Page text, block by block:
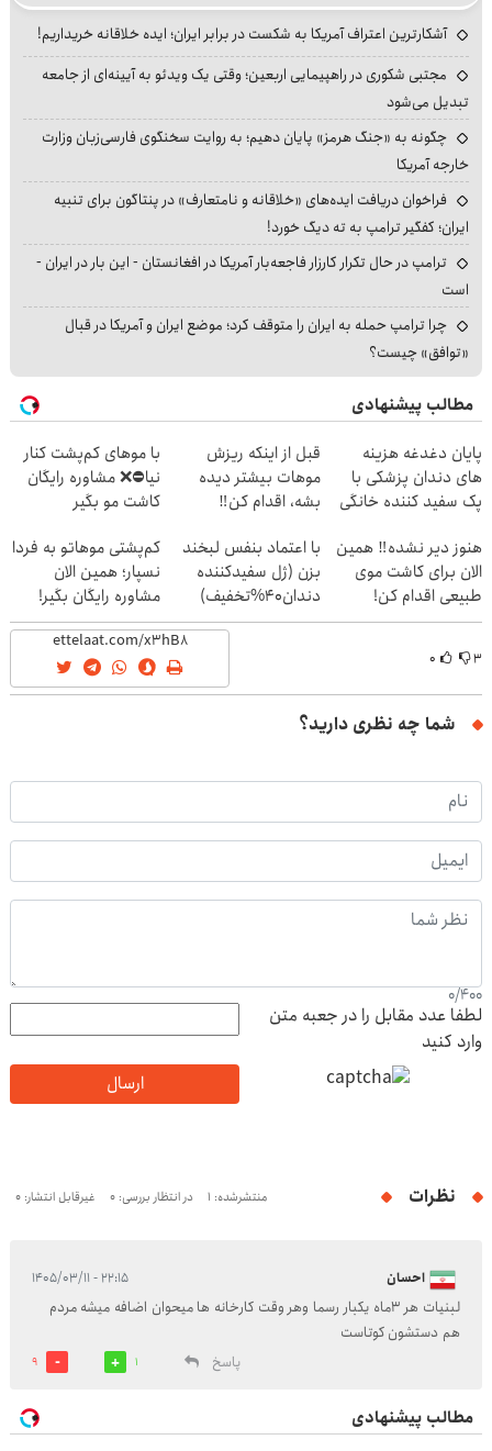
آشکارترین اعتراف آمریکا به شکست در برابر ایران؛ ایده خلاقانه خریداریم!
مجتبی شکوری در راهپیمایی اربعین؛ وقتی یک ویدئو به آیینه‌ای از جامعه
تبدیل می‌شود
چگونه به «جنگ هرمز» پایان دهیم؛ به روایت سخنگوی فارسی‌زبان وزارت
خارجه آمریکا
فراخوان دریافت ایده‌های «خلاقانه و نامتعارف» در پنتاگون برای تنبیه
ایران؛ کفگیر ترامپ به ته دیگ خورد!
ترامپ در حال تکرار کارزار فاجعه‌بار آمریکا در افغانستان - این بار در ایران -
است
چرا ترامپ حمله به ایران را متوقف کرد؛ موضع ایران و آمریکا در قبال
«توافق» چیست؟
مطالب پیشنهادی
پایان دغدغه هزینه
های دندان پزشکی با
پک سفید کننده خانگی
قبل از اینکه ریزش
موهات بیشتر دیده
بشه، اقدام کن‼️
با موهای کم‌پشت کنار
نیا⛔️❌ مشاوره رایگان
کاشت مو بگیر
هنوز دیر نشده‼️ همین
الان برای کاشت موی
طبیعی اقدام کن!
با اعتماد بنفس لبخند
بزن (ژل سفیدکننده
دندان40%تخفیف)
کم‌پشتی موهاتو به فردا
نسپار؛ همین الان
مشاوره رایگان بگیر!
۳ ۰
شما چه نظری دارید؟
0/400
لطفا عدد مقابل را در جعبه متن
وارد کنید
ارسال
نظرات منتشرشده: 1 در انتظار بررسی: 0 غیرقابل انتشار: 0
احسان ۲۲:۱۵ - ۱۴۰۵/۰۳/۱۱
لبنیات هر ۳ماه یکبار رسما وهر وقت کارخانه ها میحوان اضافه میشه مردم
هم دستشون کوتاست
پاسخ
1
9
مطالب پیشنهادی